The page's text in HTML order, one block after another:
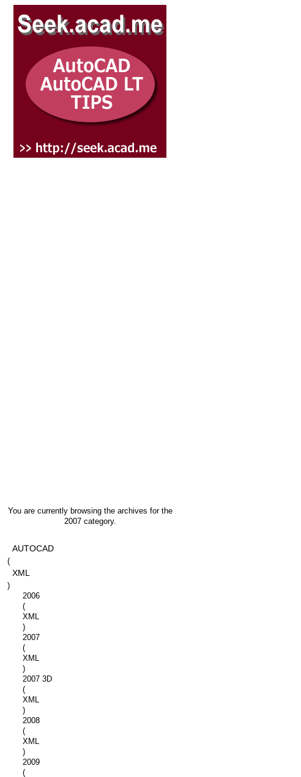
You are currently browsing the archives for the
2007 category.
AUTOCAD
(
XML
)
2006
(
XML
)
2007
(
XML
)
2007 3D
(
XML
)
2008
(
XML
)
2009
(